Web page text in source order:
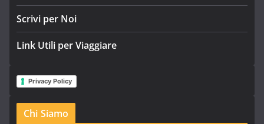
Scrivi per Noi
Link Utili per Viaggiare
Privacy Policy
Chi Siamo